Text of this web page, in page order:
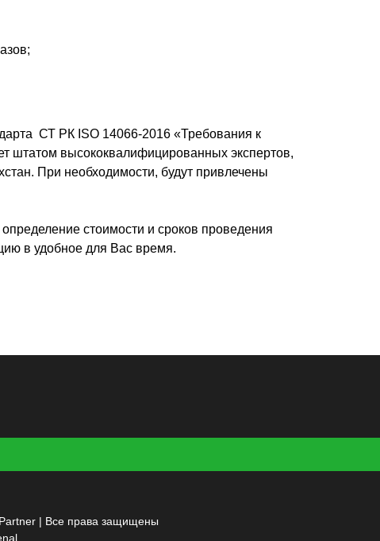
СТ РК ISO 14066-2016 «Требования к
штатом высококвалифицированных экспертов,
При необходимости, будут привлечены
стоимости и сроков проведения
в удобное для Вас время.
| Все права защищены